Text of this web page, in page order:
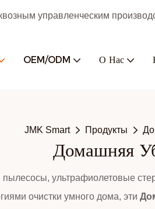
управленческим
OEM/ODM О Нас
JMK Smart Продукты
Домашняя
пылесосы, ультрафиолетовые
очистки умного дома, эти